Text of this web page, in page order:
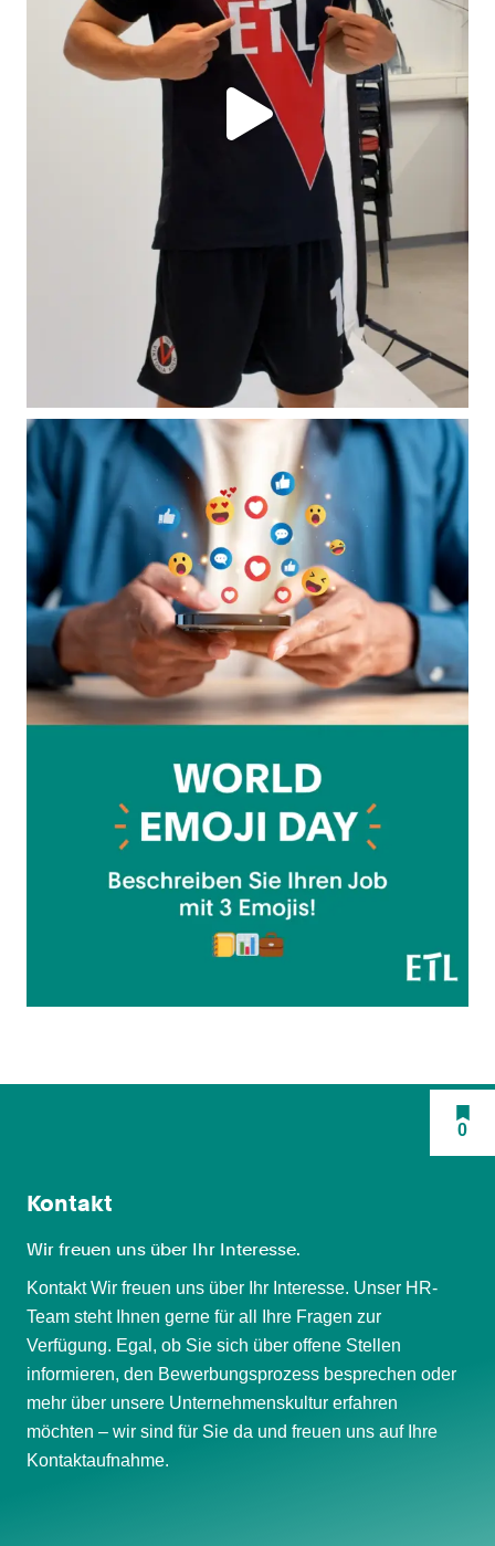
0
Kontakt
Wir freuen uns über Ihr Interesse.
Kontakt Wir freuen uns über Ihr Interesse. Unser HR-
Team steht Ihnen gerne für all Ihre Fragen zur
Verfügung. Egal, ob Sie sich über offene Stellen
informieren, den Bewerbungsprozess besprechen oder
mehr über unsere Unternehmenskultur erfahren
möchten – wir sind für Sie da und freuen uns auf Ihre
Kontaktaufnahme.